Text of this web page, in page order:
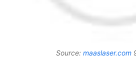
Source: maaslaser.com